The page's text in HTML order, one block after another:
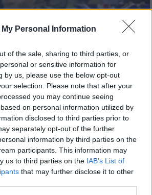
Personal Information
of the sale, sharing to third parties, or
or sensitive information for
by us, please use the below opt-out
selection. Please note that after your
you may continue seeing
on personal information utilized by
disclosed to third parties prior to
separately opt-out of the further
information by third parties on the
participants. This information may
us to third parties on the IAB’s List of
that may further disclose it to other
το ΕΘΝΟΣ στη Google
Βερόνα... χτύπησαν
με ρατσιστική επίθεση
, ο οποίος
τον αγωνιστικό χώρο.